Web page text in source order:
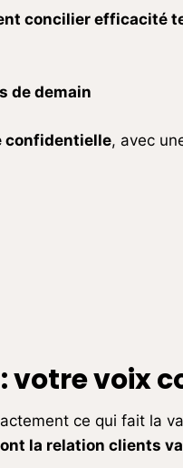
concilier efficacité
de demain
confidentielle, avec
votre voix
ce qui fait la
la relation clients